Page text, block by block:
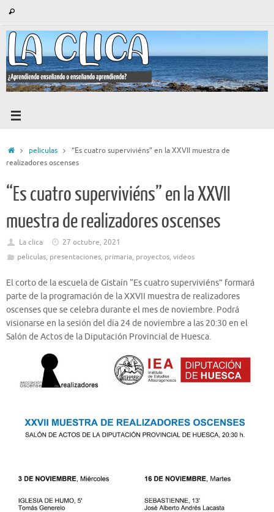
contenido
Buscar
Iniciopeliculas
“Es cuatro superviviéns” en la XXVII muestra de
realizadores oscenses
“Es cuatro superviviéns” en la XXVII
muestra de realizadores oscenses
La clica
27 octubre, 2021
peliculas, presentaciones, primaria, proyectos, videos
El corto de la escuela de Gistaín “Es cuatro superviviéns” formará
parte de la programación de la XXVII muestra de realizadores
oscenses que se celebra durante el mes de noviembre. Podrá
visionarse en la sesión del día 24 de noviembre a las 20:30 en el
Salón de Actos de la Diputación Provincial de Huesca.